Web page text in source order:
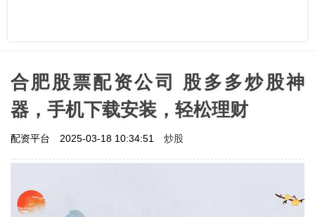
合肥股票配资公司 股多多炒股神
器，手机下载安装，轻松理财
配资平台 2025-03-18 10:34:51 炒股